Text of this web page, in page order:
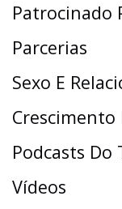
Patrocinado
Parcerias
Sexo E
Crescimento
Podcasts
Vídeos